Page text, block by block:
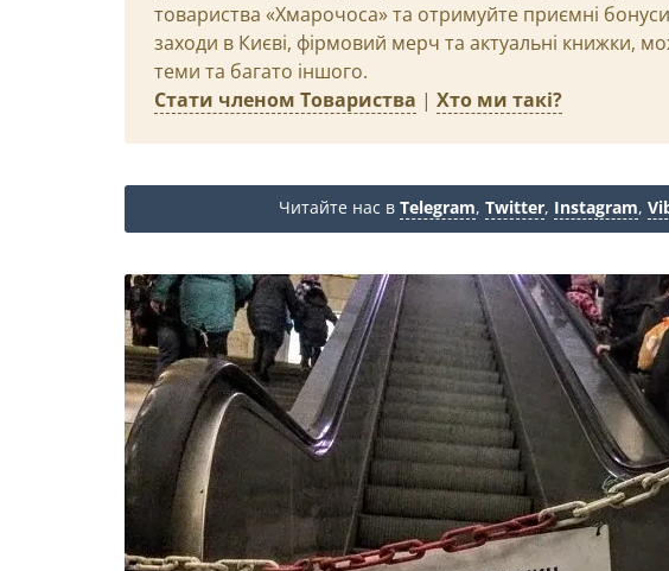
товариства «Хмарочоса» та отримуйте приємні бонуси
заходи в Києві, фірмовий мерч та актуальні книжки,
теми та багато іншого.
Стати членом Товариства | Хто ми такі?
Читайте нас в Telegram, Twitter, Instagram,